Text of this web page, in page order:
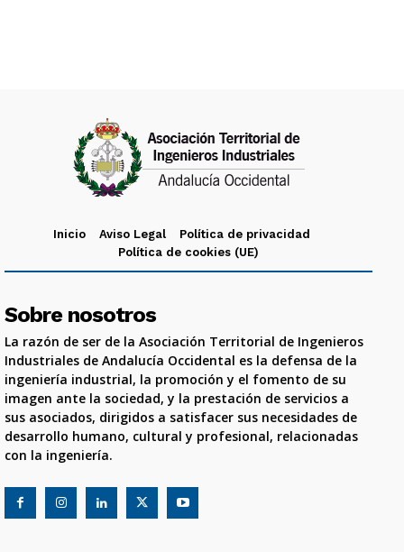
Inicio Aviso Legal
Política de privacidad
Política de cookies (UE)
Sobre nosotros
La razón de ser de la Asociación Territorial de Ingenieros
Industriales de Andalucía Occidental es la defensa de la
ingeniería industrial, la promoción y el fomento de su
imagen ante la sociedad, y la prestación de servicios a
sus asociados, dirigidos a satisfacer sus necesidades de
desarrollo humano, cultural y profesional, relacionadas
con la ingeniería.